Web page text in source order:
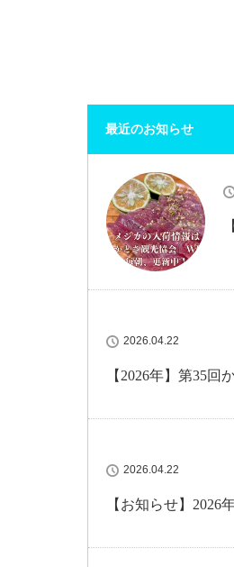
最近のお知らせ
2026.04.22
【2026年】第35
2026.04.22
【お知らせ】2026